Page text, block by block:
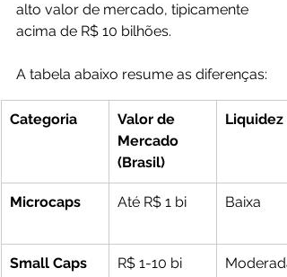
alto valor de mercado, tipicamente
acima de R$ 10 bilhões.
A tabela abaixo resume as diferenças:
Categoria
Valor de
Mercado
(Brasil)
Liquidez
Microcaps Até R$ 1 bi Baixa
Small Caps R$ 1-10 bi Moderada